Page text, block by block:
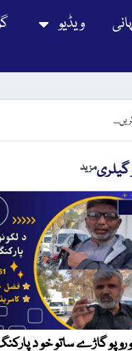
ویڈیو
گیلریمزید
روپو گاڑے ساتو خو د